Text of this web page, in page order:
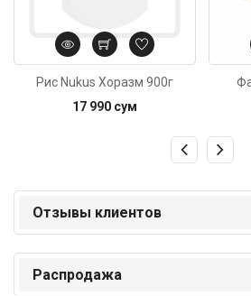
Рис Nukus Хоразм 900г
17 990 сум
Отзывы клиентов
Распродажа